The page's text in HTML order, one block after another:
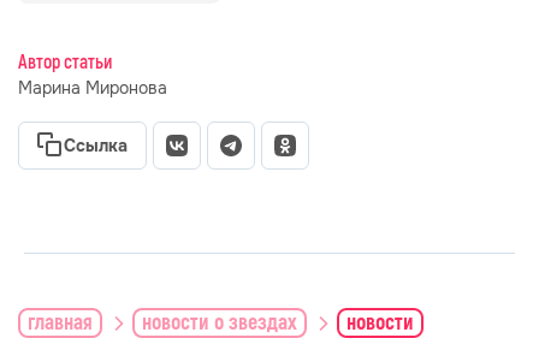
Автор статьи
Марина Миронова
Ссылка
главная новости о звездах новости